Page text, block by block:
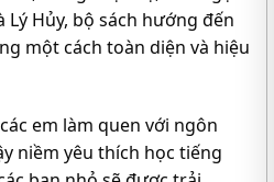
Lý Hủy, bộ sách hướng đến
một cách toàn diện và hiệu
em làm quen với ngôn
niềm yêu thích học tiếng